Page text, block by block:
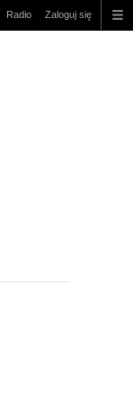
Radio Zaloguj się